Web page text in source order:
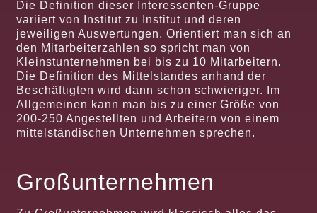
Die Definition dieser Interessenten-Gruppe
variiert von Institut zu Institut und deren
jeweiligen Auswertungen. Orientiert man sich an
den Mitarbeiterzahlen so spricht man von
Kleinstunternehmen bei bis zu 10 Mitarbeitern.
Die Definition des Mittelstandes anhand der
Beschäftigten wird dann schon schwieriger. Im
Allgemeinen kann man bis zu einer Größe von
200-250 Angestellten und Arbeitern von einem
mittelständischen Unternehmen sprechen.
Großunternehmen